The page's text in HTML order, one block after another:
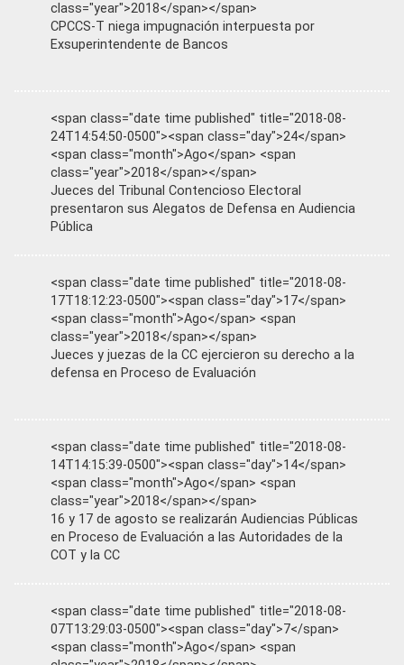
class="year">2018</span></span>
CPCCS-T niega impugnación interpuesta por
Exsuperintendente de Bancos
<span class="date time published" title="2018-08-
24T14:54:50-0500"><span class="day">24</span>
<span class="month">Ago</span> <span
class="year">2018</span></span>
Jueces del Tribunal Contencioso Electoral
presentaron sus Alegatos de Defensa en Audiencia
Pública
<span class="date time published" title="2018-08-
17T18:12:23-0500"><span class="day">17</span>
<span class="month">Ago</span> <span
class="year">2018</span></span>
Jueces y juezas de la CC ejercieron su derecho a la
defensa en Proceso de Evaluación
<span class="date time published" title="2018-08-
14T14:15:39-0500"><span class="day">14</span>
<span class="month">Ago</span> <span
class="year">2018</span></span>
16 y 17 de agosto se realizarán Audiencias Públicas
en Proceso de Evaluación a las Autoridades de la
COT y la CC
<span class="date time published" title="2018-08-
07T13:29:03-0500"><span class="day">7</span>
<span class="month">Ago</span> <span